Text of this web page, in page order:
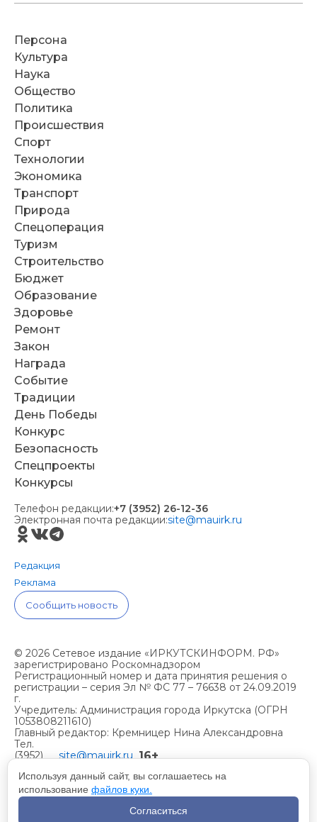
Персона
Культура
Наука
Общество
Политика
Происшествия
Спорт
Технологии
Экономика
Транспорт
Природа
Спецоперация
Туризм
Строительство
Бюджет
Образование
Здоровье
Ремонт
Закон
Награда
Событие
Традиции
День Победы
Конкурс
Безопасность
Спецпроекты
Конкурсы
Телефон редакции:+7 (3952) 26-12-36
Электронная почта редакции:site@mauirk.ru
Редакция
Реклама
Сообщить новость
© 2026 Сетевое издание «ИРКУТСКИНФОРМ. РФ»
зарегистрировано Роскомнадзором
Регистрационный номер и дата принятия решения о
регистрации – серия Эл № ФС 77 – 76638 от 24.09.2019
г.
Учредитель: Администрация города Иркутска (ОГРН
1053808211610)
Главный редактор: Кремницер Нина Александровна
Тел.
(3952)
site@mauirk.ru 16+
Учетная политика организации
Политика конфиденциальности
Используя данный сайт, вы соглашаетесь на
использование файлов куки.
Согласиться